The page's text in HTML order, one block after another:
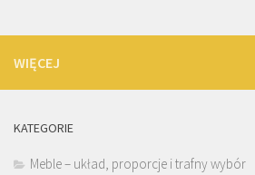
WIĘCEJ
KATEGORIE
Meble – układ, proporcje i trafny wybór